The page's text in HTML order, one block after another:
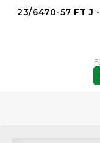
23/6470-57 FT J